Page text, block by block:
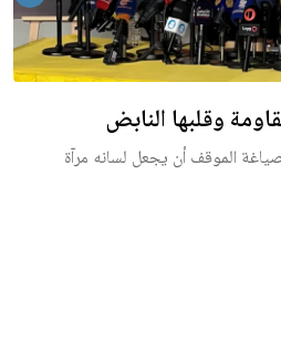
وقلبها النابض
الموقف أن يجعل لسانه مرآة